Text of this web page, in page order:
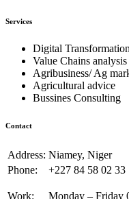
Services
Digital Transformation
Value Chains analysis
Agribusiness/ Ag
Agricultural advice
Bussines Consulting
Contact
Address: Niamey, Niger
Phone:
+227 84 58 02 33
Work: Monday – Friday